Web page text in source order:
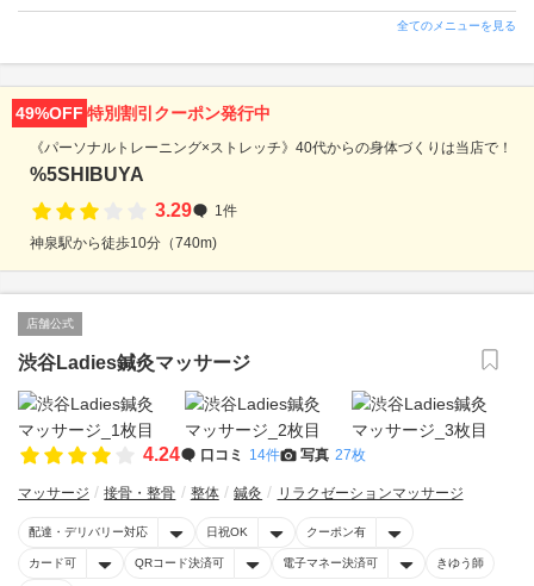
全てのメニューを見る
49%OFF 特別割引クーポン発行中
《パーソナルトレーニング×ストレッチ》40代からの身体づくりは当店で！
%5SHIBUYA
3.29
1件
神泉駅から徒歩10分（740m)
店舗公式
渋谷Ladies鍼灸マッサージ
4.24 口コミ 14件 写真 27枚
マッサージ 接骨・整骨 整体 鍼灸 リラクゼーションマッサージ
配達・デリバリー対応 日祝OK クーポン有
カード可 QRコード決済可 電子マネー決済可 きゆう師